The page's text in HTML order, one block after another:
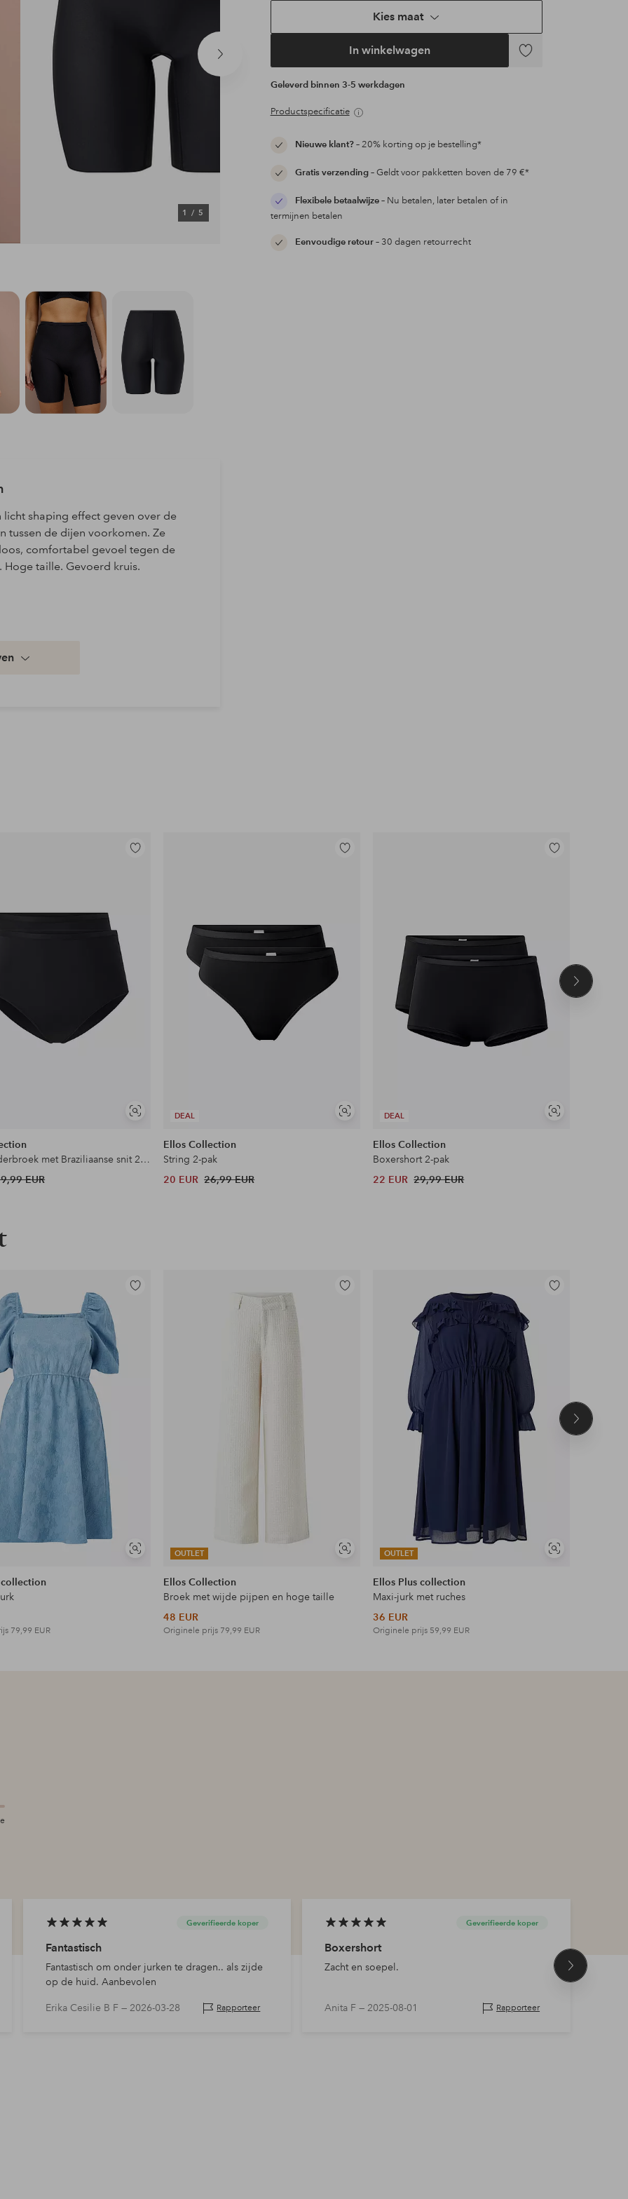
Volgend
product
1/ 5
Kies maat
In winkelwagen
Toevoegen
Geleverd binnen 3-5 werkdagen
Productspecificatie
Nieuwe klant?– 20% korting op je bestelling*
Gratis verzending– Geldt voor pakketten boven de 79 €*
Flexibele betaalwijze– Nu betalen, later betalen of in
termijnen betalen
Eenvoudige retour– 30 dagen retourrecht
shaping effect geven over de
tussen de dijen voorkomen. Ze
comfortabel gevoel tegen de
taille. Gevoerd kruis.
Soortgelijke
Toevoegen
Damesonderbroek met Braziliaanse snit 2-pak
EUR
DEAL
Soortgelijke
Toevoegen
Ellos Collection
String 2-pak
20 EUR 26,99 EUR
DEAL
Soortgelijke
Toevoegen
Ellos Collection
Boxershort 2-pak
22 EUR 29,99 EUR
Volgend
Soortgelijke
Toevoegen
collection
79,99 EUR
OUTLET
Soortgelijke
Toevoegen
Ellos Collection
Broek met wijde pijpen en hoge taille
48 EUR
Originele prijs 79,99 EUR
OUTLET
Soortgelijke
Toevoegen
Ellos Plus collection
Maxi-jurk met ruches
36 EUR
Originele prijs 59,99 EUR
Volgend
Geverifieerde koper
Fantastisch
Fantastisch om onder jurken te dragen.. als zijde
op de huid. Aanbevolen
Erika Cesilie B F — 2026-03-28 Rapporteer
Geverifieerde koper
Boxershort
Zacht en soepel.
Anita F —2025-08-01 Rapporteer
Volgend